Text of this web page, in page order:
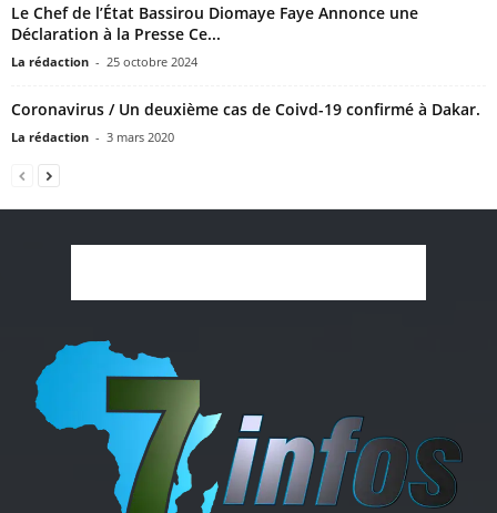
Le Chef de l’État Bassirou Diomaye Faye Annonce une
Déclaration à la Presse Ce...
La rédaction - 25 octobre 2024
Coronavirus / Un deuxième cas de Coivd-19 confirmé à Dakar.
La rédaction - 3 mars 2020